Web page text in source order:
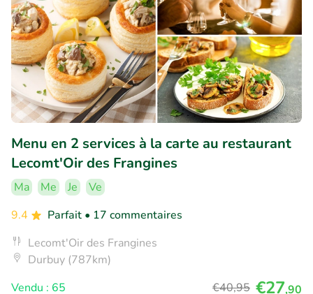
Menu en 2 services à la carte au restaurant
Lecomt'Oir des Frangines
Ma Me Je
Ve
9.4
Parfait • 17 commentaires
Lecomt'Oir des Frangines
Durbuy (787km)
Vendu : 65
€40,95 €27,90